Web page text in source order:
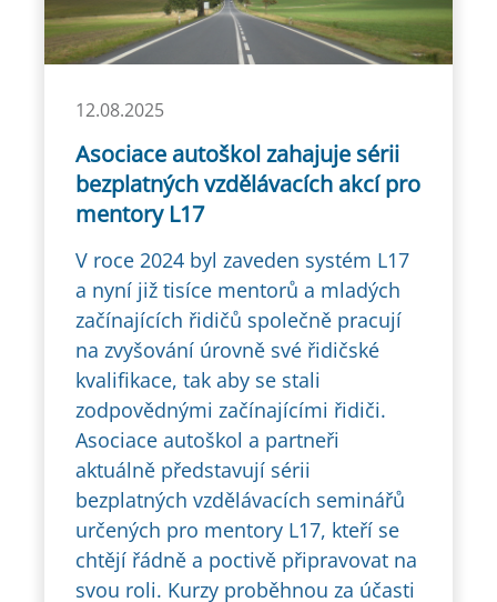
12.08.2025
Asociace autoškol zahajuje sérii
bezplatných vzdělávacích akcí pro
mentory L17
V roce 2024 byl zaveden systém L17
a nyní již tisíce mentorů a mladých
začínajících řidičů společně pracují
na zvyšování úrovně své řidičské
kvalifikace, tak aby se stali
zodpovědnými začínajícími řidiči.
Asociace autoškol a partneři
aktuálně představují sérii
bezplatných vzdělávacích seminářů
určených pro mentory L17, kteří se
chtějí řádně a poctivě připravovat na
svou roli. Kurzy proběhnou za účasti